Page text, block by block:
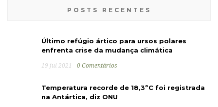
POSTS RECENTES
Último refúgio ártico para ursos polares
enfrenta crise da mudança climática
19 jul 2021 0 Comentários
Temperatura recorde de 18,3ºC foi registrada
na Antártica, diz ONU